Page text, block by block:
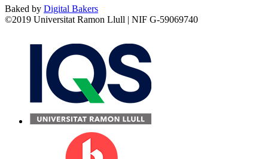
Baked by Digital Bakers
©2019 Universitat Ramon Llull | NIF G-59069740